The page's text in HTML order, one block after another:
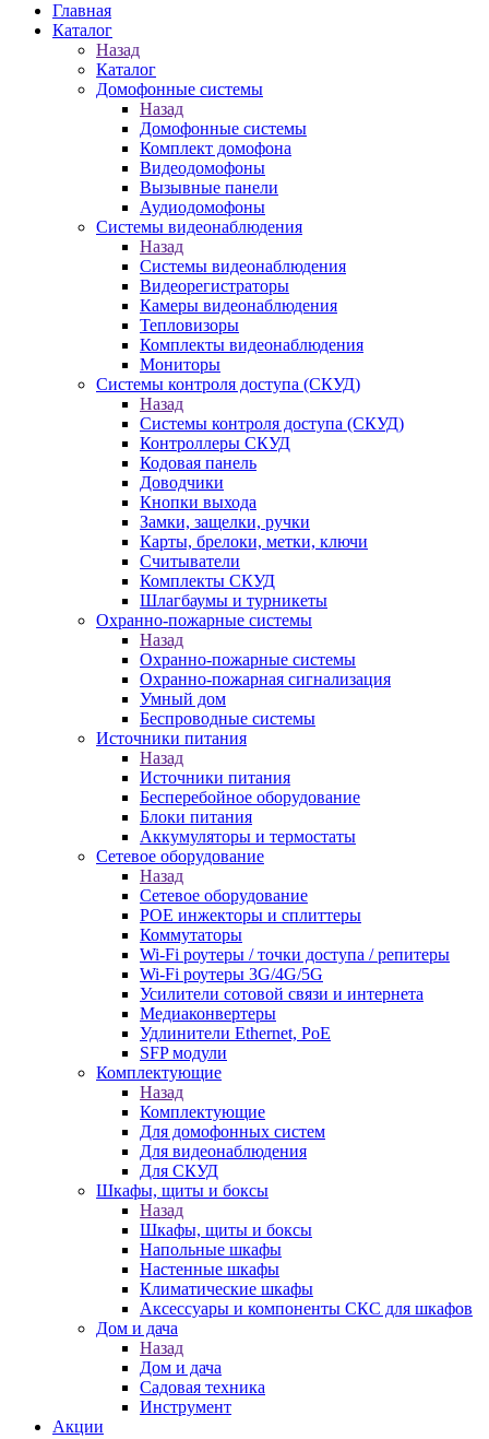
Главная
Каталог
Назад
Каталог
Домофонные системы
Назад
Домофонные системы
Комплект домофона
Видеодомофоны
Вызывные панели
Аудиодомофоны
Системы видеонаблюдения
Назад
Системы видеонаблюдения
Видеорегистраторы
Камеры видеонаблюдения
Тепловизоры
Комплекты видеонаблюдения
Мониторы
Системы контроля доступа (СКУД)
Назад
Системы контроля доступа (СКУД)
Контроллеры СКУД
Кодовая панель
Доводчики
Кнопки выхода
Замки, защелки, ручки
Карты, брелоки, метки, ключи
Считыватели
Комплекты СКУД
Шлагбаумы и турникеты
Охранно-пожарные системы
Назад
Охранно-пожарные системы
Охранно-пожарная сигнализация
Умный дом
Беспроводные системы
Источники питания
Назад
Источники питания
Бесперебойное оборудование
Блоки питания
Аккумуляторы и термостаты
Сетевое оборудование
Назад
Сетевое оборудование
POE инжекторы и сплиттеры
Коммутаторы
Wi-Fi роутеры / точки доступа / репитеры
Wi-Fi роутеры 3G/4G/5G
Усилители сотовой связи и интернета
Медиаконвертеры
Удлинители Ethernet, PoE
SFP модули
Комплектующие
Назад
Комплектующие
Для домофонных систем
Для видеонаблюдения
Для СКУД
Шкафы, щиты и боксы
Назад
Шкафы, щиты и боксы
Напольные шкафы
Настенные шкафы
Климатические шкафы
Аксессуары и компоненты СКС для шкафов
Дом и дача
Назад
Дом и дача
Садовая техника
Инструмент
Акции